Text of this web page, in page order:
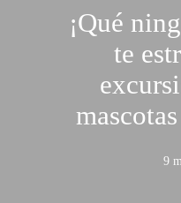
¡Qué
te
9